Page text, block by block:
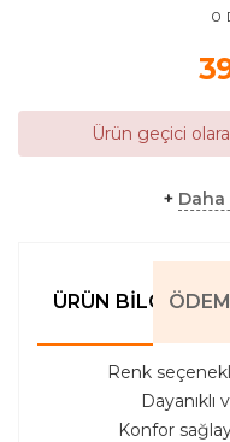
0
Ürün geçici
+
ÜRÜN BILGILERI
Renk
Konfor